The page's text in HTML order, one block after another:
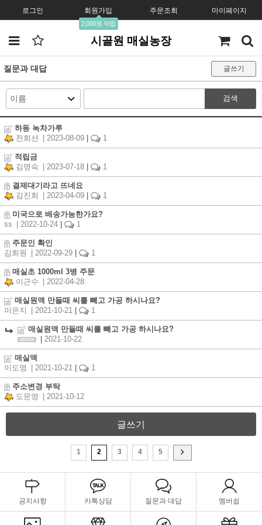
로그인 회원가입
2,000원 적립
주문조회 마이페이지
시골원 매실농장
질문과 대답 글쓰기
검색
하동 녹차가루
전희선
| 2023-08-09 1
적립금
김명숙
| 2023-07-18 1
결제대기라고 뜨네요
김진희
| 2023-04-09 1
미국으로 배송가능한가요?
ss
| 2022-10-24 1
주문인 확인
김희원
| 2022-09-29 1
매실초 1000ml 3병 주문
이근수
| 2022-04-28
매실원액 만들때 씨를 빼고 가공 하시나요?
이은지
| 2021-10-21 1
매실원액 만들때 씨를 빼고 가공 하시나요?
2021-10-22
매실액
이도영
| 2021-10-21 1
주소변경 부탁
도문영
| 2021-10-12
글쓰기
1 2 3 4 5
공지사항 카톡상담 질문과 대답 멤버쉽